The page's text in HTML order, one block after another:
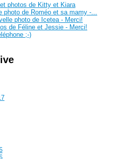
photos de Kitty et Kiara
photo de Roméo et sa mamy -...
photo de Icetea - Merci!
de Féline et Jessie - Merci!
;-)